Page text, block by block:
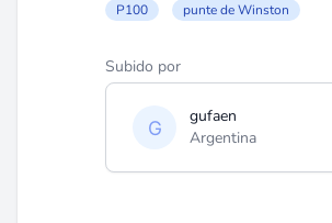
P100 punte de Winston
Subido por
gufaen
Argentina